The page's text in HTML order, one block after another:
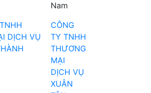
Nam
CÔNG
TY TNHH
THƯƠNG
MẠI
DỊCH VỤ
XUÂN